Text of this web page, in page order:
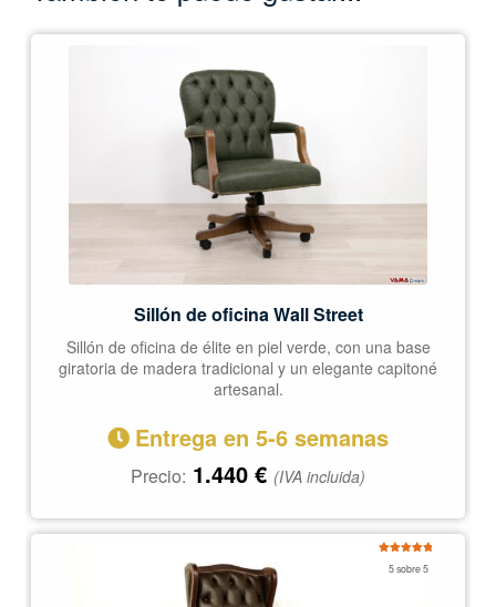
Sillón de oficina Wall Street
Sillón de oficina de élite en piel verde, con una base
giratoria de madera tradicional y un elegante capitoné
artesanal.
Entrega en 5-6 semanas
Precio: 1.440 € (IVA incluida)
5 sobre 5